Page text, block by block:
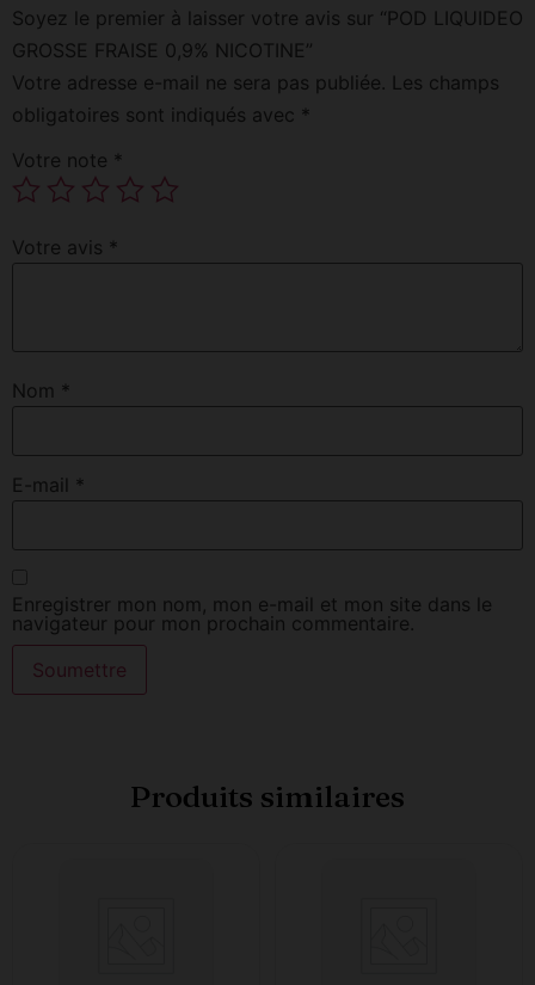
Soyez le premier à laisser votre avis sur “POD LIQUIDEO
GROSSE FRAISE 0,9% NICOTINE”
Votre adresse e-mail ne sera pas publiée. Les champs
obligatoires sont indiqués avec *
Votre note *
Votre avis *
Nom *
E-mail *
Enregistrer mon nom, mon e-mail et mon site dans le
navigateur pour mon prochain commentaire.
Produits similaires